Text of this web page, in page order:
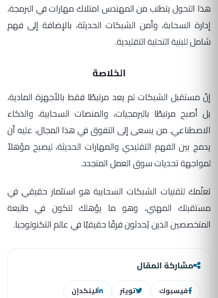
هذا التحول يتطلب من المهندس امتلاك مهارات في البرمجة،
إدارة السحابة، وأمن الشبكات الحديثة، بالإضافة إلى فهم
شامل للبنية التحتية التقليدية.
الخلاصة
إنّ مستقبل الشبكات لم يعد مرتبطًا فقط بالأجهزة المادية،
بل أصبح مرتبطًا بالبرمجيات، والمنصات السحابية، والذكاء
الاصطناعي. من يسعى إلى التفوق في هذا المجال، عليه أن
يدمج بين الفهم التقليدي والمهارات الحديثة، ليصبح مؤهلاً
لمواجهة تحديات سوق العمل المتجدد.
تعلّمك لتقنيات الشبكات السحابية هو استثمار حقيقي في
مستقبلك المهني، وهو ما يؤهلك لتكون في طليعة
المتخصصين الذين يُحدثون فرقًا حقيقيًا في عالم التكنولوجيا.
مشاركة المقال
فيسبوك تويتر
لينكدإن